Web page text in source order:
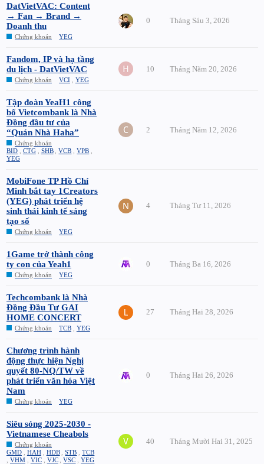
DatVietVAC: Content
→ Fan → Brand →
Doanh thu
Chứng khoán YEG
0 Tháng Sáu 3, 2026
Fandom, IP và hạ tầng
du lịch - DatVietVAC
Chứng khoán VCI YEG
10 Tháng Năm 20, 2026
Tập đoàn YeaH1 công
bố Vietcombank là Nhà
Đồng đầu tư của
“Quán Nhà Haha”
Chứng khoán
BID
CTG SHB ,VCB ,VPB
YEG
2 Tháng Năm 12, 2026
MobiFone TP Hồ Chí
Minh bắt tay 1Creators
(YEG) phát triển hệ
sinh thái kinh tế sáng
tạo số
Chứng khoán YEG
4 Tháng Tư 11, 2026
1Game trở thành công
ty con của Yeah1
Chứng khoán YEG
0 Tháng Ba 16, 2026
Techcombank là Nhà
Đồng Đầu Tư GAI
HOME CONCERT
Chứng khoán TCB YEG
27 Tháng Hai 28, 2026
Chương trình hành
động thực hiện Nghị
quyết 80-NQ/TW về
phát triển văn hóa Việt
Nam
Chứng khoán YEG
0 Tháng Hai 26, 2026
Siêu sóng 2025-2030 -
Vietnamese Cheabols
Chứng khoán
GMD
HAH HDB ,STB ,TCB
VHM VIC VJC ,VSC ,YEG
40 Tháng Mười Hai 31, 2025